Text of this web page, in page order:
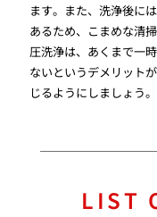
ます。また、洗浄後に
あるため、こまめな清
圧洗浄は、あくまで一
ないというデメリット
じるようにしましょう。
LIST